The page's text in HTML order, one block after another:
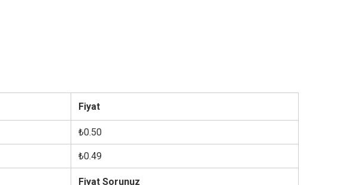
Fiyat
₺0.50
₺0.49
Fiyat Sorunuz